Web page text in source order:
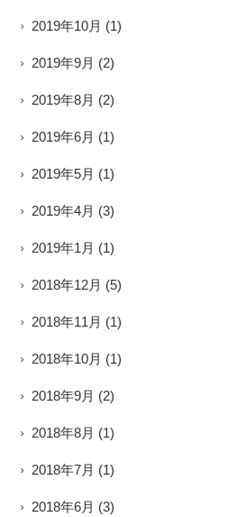
2019年10月 (1)
2019年9月 (2)
2019年8月 (2)
2019年6月 (1)
2019年5月 (1)
2019年4月 (3)
2019年1月 (1)
2018年12月 (5)
2018年11月 (1)
2018年10月 (1)
2018年9月 (2)
2018年8月 (1)
2018年7月 (1)
2018年6月 (3)